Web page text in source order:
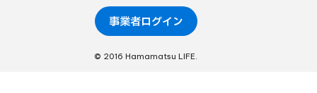
事業者ログイン
© 2016 Hamamatsu LIFE.